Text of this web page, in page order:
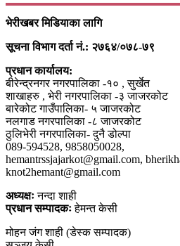
भेरीखबर मिडियाका लागि
सूचना विभाग दर्ता नं.: २७६४/०७८-७९
प्रधान कार्यालय:
बीरेन्द्रनगर नगरपालिका -१० , सुर्खेत
शाखाहरु , भेरी नगरपालिका -३ जाजरकोट
बारेकोट गाउँपालिका- ५ जाजरकोट
नलगाड नगरपालिका -८ जाजरकोट
ठुलिभेरी नगरपालिका- दुनै डोल्पा
089-594528, 9858050028,
hemantrssjajarkot@gmail.com,
knot2hemant@gmail.com
अध्यक्षःनन्दा शाही
प्रधान सम्पादकःहेमन्त केसी
मोहन जंग शाही (डेस्क सम्पादक)